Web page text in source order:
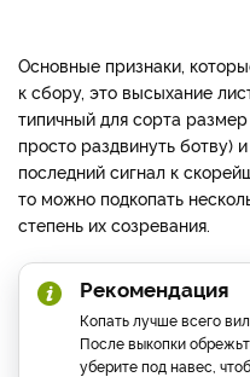
Основные признаки,
к сбору, это высыхание
типичный для сорта
просто раздвинуть ботву)
последний сигнал к
то можно подкопать
степень их созревания.
Рекомендация
Копать лучше всего
После выкопки
уберите под навес,